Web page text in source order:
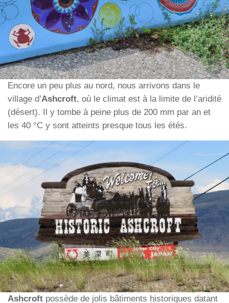
Encore un peu plus au nord, nous arrivons dans le
village d’Ashcroft, où le climat est à la limite de l’aridité
(désert). Il y tombe à peine plus de 200 mm par an et
les 40 °C y sont atteints presque tous les étés.
Ashcroft possède de jolis bâtiments historiques datant